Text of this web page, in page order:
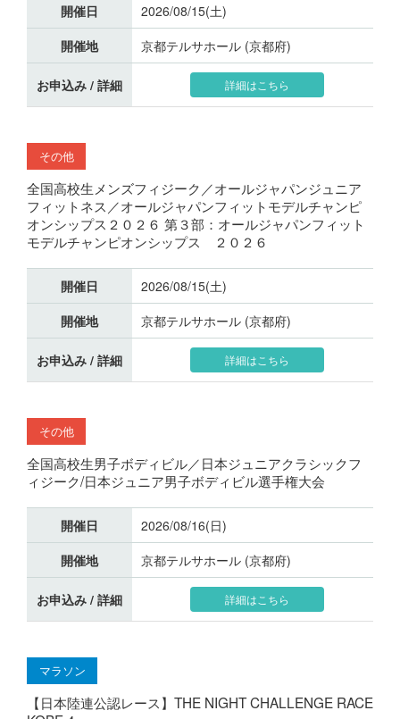
開催日
2026/08/15(土)
開催地
京都テルサホール (京都府)
お申込み / 詳細 詳細はこちら
その他
全国高校生メンズフィジーク／オールジャパンジュニア
フィットネス／オールジャパンフィットモデルチャンピ
オンシップス２０２６ 第３部：オールジャパンフィット
モデルチャンピオンシップス ２０２６
開催日
2026/08/15(土)
開催地
京都テルサホール (京都府)
お申込み / 詳細 詳細はこちら
その他
全国高校生男子ボディビル／日本ジュニアクラシックフ
ィジーク/日本ジュニア男子ボディビル選手権大会
開催日
2026/08/16(日)
開催地
京都テルサホール (京都府)
お申込み / 詳細 詳細はこちら
マラソン
【日本陸連公認レース】THE NIGHT CHALLENGE RACE